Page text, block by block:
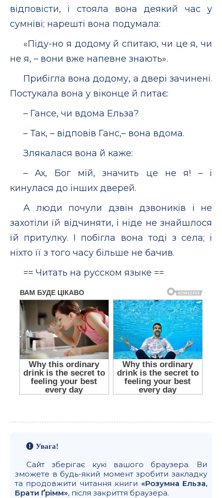
відповісти, і стояла вона деякий час у
сумніві; нарешті вона подумала:
«Піду-но я додому й спитаю, чи це я, чи
не я, – вони вже напевне знають».
Прибігла вона додому, а двері зачинені.
Постукала вона у віконце й питає:
– Гансе, чи вдома Ельза?
– Так, – відповів Ганс,– вона вдома.
Злякалася вона й каже:
– Ах, Бог мій, значить це не я! – і
кинулася до інших дверей.
А люди почули дзвін дзвоників і не
захотіли їй відчиняти, і ніде не знайшлося
їй притулку. І побігла вона тоді з села; і
ніхто її з того часу більше не бачив.
== Читать на русском языке ==
Увага!
Сайт зберігає кукі вашого браузера. Ви
зможете в будь-який момент зробити закладку
та продовжити читання книги «Розумна Ельза,
Брати Ґрімм», після закриття браузера.